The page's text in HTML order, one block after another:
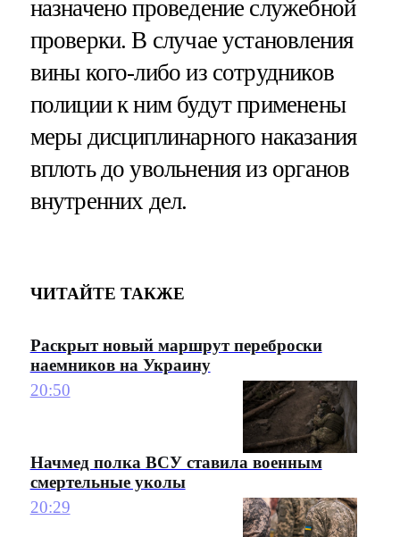
назначено проведение служебной
проверки. В случае установления
вины кого-либо из сотрудников
полиции к ним будут применены
меры дисциплинарного наказания
вплоть до увольнения из органов
внутренних дел.
ЧИТАЙТЕ ТАКЖЕ
Раскрыт новый маршрут переброски
наемников на Украину
20:50
Начмед полка ВСУ ставила военным
смертельные уколы
20:29